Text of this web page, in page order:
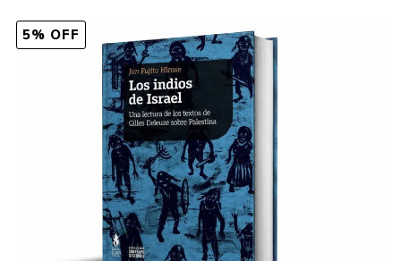
5% OFF